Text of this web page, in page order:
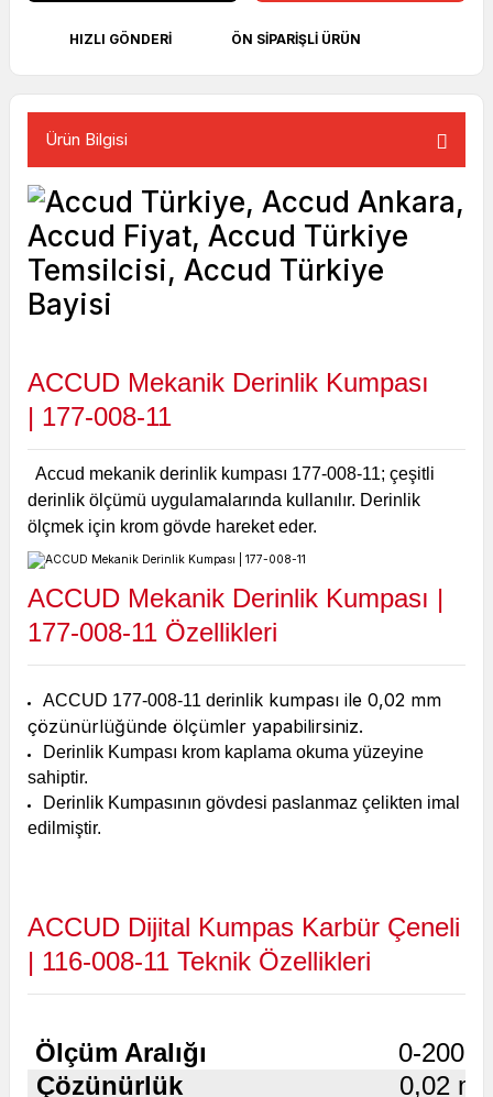
HIZLI GÖNDERI ÖN SIPARIŞLI ÜRÜN
Ürün Bilgisi
ACCUD Mekanik Derinlik Kumpası
| 177-008-11
Accud mekanik derinlik kumpası 177-008-11; çeşitli
derinlik ölçümü uygulamalarında kullanılır. Derinlik
ölçmek için krom gövde hareket eder.
ACCUD Mekanik Derinlik Kumpası |
177-008-11 Özellikleri
ACCUD 177-008-11 derinlik kumpası ile 0,02 mm
çözünürlüğünde ölçümler yapabilirsiniz.
Derinlik Kumpası krom kaplama okuma yüzeyine
sahiptir.
Derinlik Kumpasının gövdesi paslanmaz çelikten imal
edilmiştir.
ACCUD Dijital Kumpas Karbür Çeneli
| 116-008-11 Teknik Özellikleri
Ölçüm Aralığı
0-200
Çözünürlük
0,02